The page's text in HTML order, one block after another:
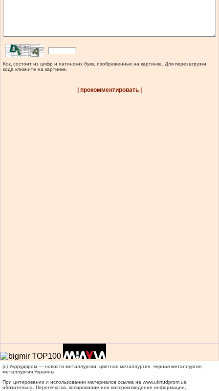
Код состоит из цифр и латинских букв, изображенных на картинке. Для перезагрузки
кода кликните на картинке.
| прокомментировать |
(c) Укррудпром — новости металлургии: цветная металлургия, черная металлургия,
металлургия Украины
При цитировании и использовании материалов ссылка на www.ukrrudprom.ua
обязательна. Перепечатка, копирование или воспроизведение информации,